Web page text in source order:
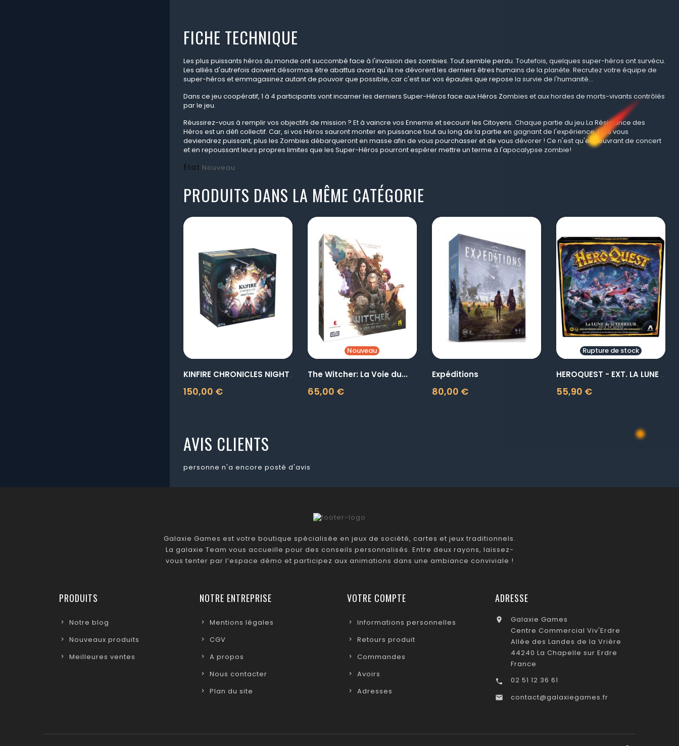
FICHE TECHNIQUE
Les plus puissants héros du monde ont succombé face à l'invasion des zombies. Tout semble perdu. Toutefois, quelques super-héros ont survécu.
Les alliés d'autrefois doivent désormais être abattus avant qu'ils ne dévorent les derniers êtres humains de la planète. Recrutez votre équipe de
super-héros et emmagasinez autant de pouvoir que possible, car c'est sur vos épaules que repose la survie de l'humanité...
Dans ce jeu coopératif, 1 à 4 participants vont incarner les derniers Super-Héros face aux Héros Zombies et aux hordes de morts-vivants contrôlés
par le jeu.
Réussirez-vous à remplir vos objectifs de mission ? Et à vaincre vos Ennemis et secourir les Citoyens. Chaque partie du jeu La Résistance des
Héros est un défi collectif. Car, si vos Héros sauront monter en puissance tout au long de la partie en gagnant de l'expérience, plus vous
deviendrez puissant, plus les Zombies débarqueront en masse afin de vous pourchasser et de vous dévorer ! Ce n'est qu'en œuvrant de concert
et en repoussant leurs propres limites que les Super-Héros pourront espérer mettre un terme à l'apocalypse zombie!
État Nouveau
PRODUITS DANS LA MÊME CATÉGORIE
visibility
KINFIRE CHRONICLES NIGHT’S...
150,00 €
Prix
visibility
Nouveau
The Witcher: La Voie du...
65,00 €
Prix
visibility
Expéditions
80,00 €
Prix
visibility
Rupture de stock
HEROQUEST - EXT. LA LUNE DE...
55,90 €
Prix
AVIS CLIENTS
personne n'a encore posté d'avis
Galaxie Games est votre boutique spécialisée en jeux de société, cartes et jeux traditionnels.
La galaxie Team vous accueille pour des conseils personnalisés. Entre deux rayons, laissez-
vous tenter par l’espace démo et participez aux animations dans une ambiance conviviale !
PRODUITS
Notre blog
Nouveaux produits
Meilleures ventes
NOTRE ENTREPRISE
Mentions légales
CGV
A propos
Nous contacter
Plan du site
VOTRE COMPTE
Informations personnelles
Retours produit
Commandes
Avoirs
Adresses
ADRESSE

Galaxie Games
Centre Commercial Viv'Erdre
Allée des Landes de la Vrière
44240 La Chapelle sur Erdre
France
 02 51 12 36 61
 contact@galaxiegames.fr